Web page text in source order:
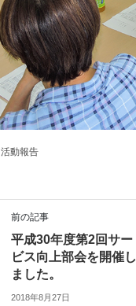
活動報告
前の記事
平成30年度第2回サー
ビス向上部会を開催し
ました。
2018年8月27日